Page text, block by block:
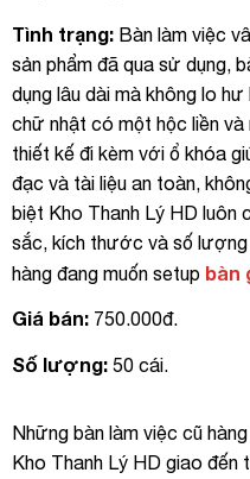
Tình trạng: Bàn làm việc
sản phẩm đã qua sử dụng,
dụng lâu dài mà không lo
chữ nhật có một hộc liền
thiết kế đi kèm với ổ khóa
đạc và tài liệu an toàn,
biệt Kho Thanh Lý HD luôn
sắc, kích thước và số
hàng đang muốn setup bàn
Giá bán: 750.000đ.
Số lượng: 50 cái.
Những bàn làm việc cũ
Kho Thanh Lý HD giao đến